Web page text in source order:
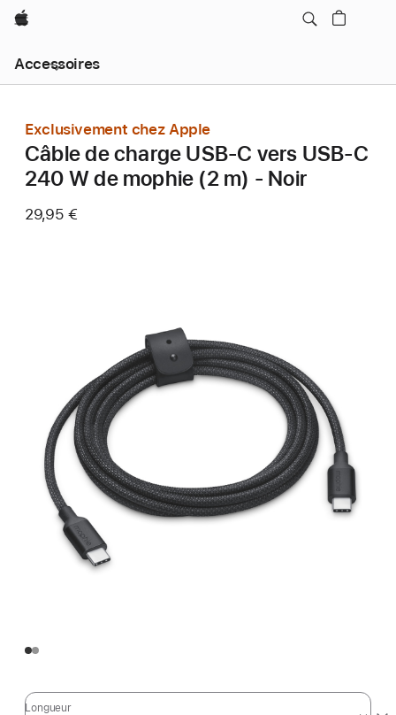
Apple
Accessoires
locale
menu
Exclusivement chez Apple
Câble de charge USB-C vers USB-C
240 W de mophie (2 m) - Noir
29,95 €
Longueur